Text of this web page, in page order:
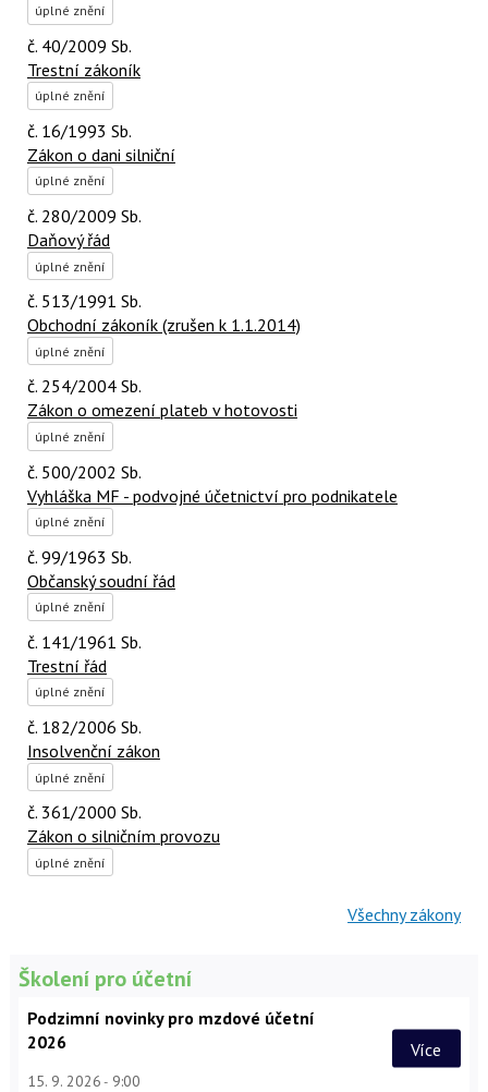
úplné znění
č. 40/2009 Sb.
Trestní zákoník
úplné znění
č. 16/1993 Sb.
Zákon o dani silniční
úplné znění
č. 280/2009 Sb.
Daňový řád
úplné znění
č. 513/1991 Sb.
Obchodní zákoník (zrušen k 1.1.2014)
úplné znění
č. 254/2004 Sb.
Zákon o omezení plateb v hotovosti
úplné znění
č. 500/2002 Sb.
Vyhláška MF - podvojné účetnictví pro podnikatele
úplné znění
č. 99/1963 Sb.
Občanský soudní řád
úplné znění
č. 141/1961 Sb.
Trestní řád
úplné znění
č. 182/2006 Sb.
Insolvenční zákon
úplné znění
č. 361/2000 Sb.
Zákon o silničním provozu
úplné znění
Všechny zákony
Školení pro účetní
Podzimní novinky pro mzdové účetní
2026
15. 9. 2026 9:00
Více